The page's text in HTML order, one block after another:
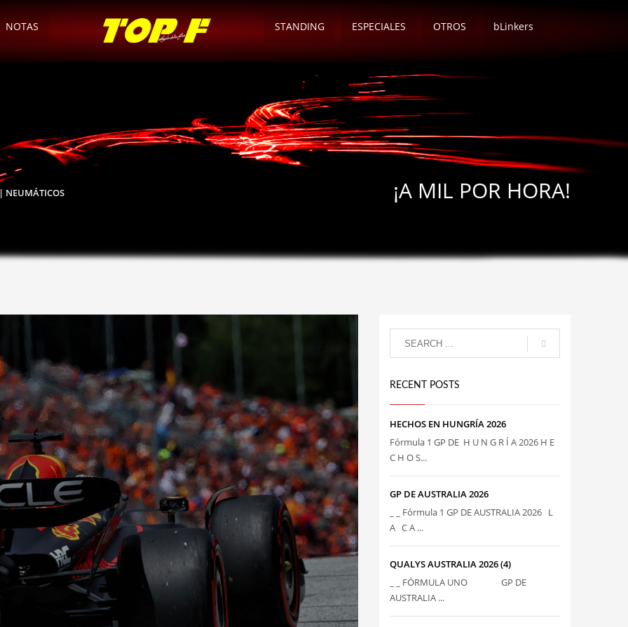
NOTAS STANDING ESPECIALES OTROS bLinkers
NEUMÁTICOS ¡A MIL POR HORA!
RECENT POSTS
HECHOS EN HUNGRÍA 2026
Fórmula 1 GP DE H U N G R Í A 2026 H E
C H O S...
GP DE AUSTRALIA 2026
_ _ Fórmula 1 GP DE AUSTRALIA 2026 L
A C A ...
QUALYS AUSTRALIA 2026 (4)
_ _ FÓRMULA UNO GP DE
AUSTRALIA ...